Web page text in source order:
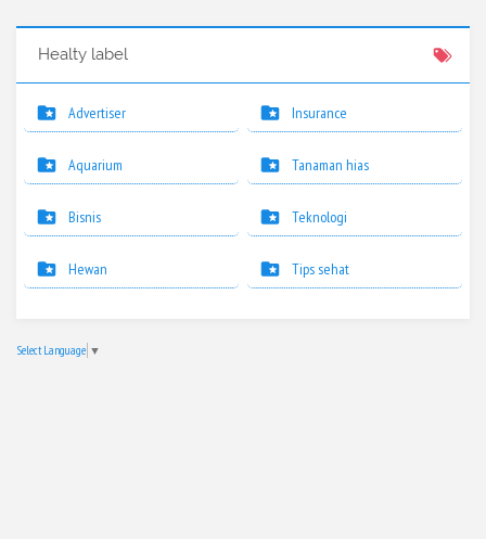
Healty label
Advertiser
Aquarium
Bisnis
Hewan
Insurance
Tanaman hias
Teknologi
Tips sehat
Select Language ▼